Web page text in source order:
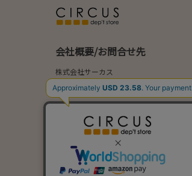
会社概要/お問合せ先
株式会社サーカス
550-0014
大阪市西区北堀江2丁目1-11 久我ビル北
お問合せ先
FAQ/お問合せフォーム
電話番号：06-6538-1163
営業時間：10:00-17:00
定休日：日曜・祝日